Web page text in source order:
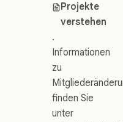
Projekte
verstehen
.
Informationen
zu
finden Sie
unter